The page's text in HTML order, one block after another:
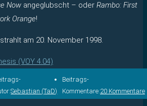
Now angeglubscht – oder Rambo: First
Orange!
am 20. November 1998.
(VOY 4.04)
Sebastian (TaD)
Beitrags-
Kommentare:20 Kommentare